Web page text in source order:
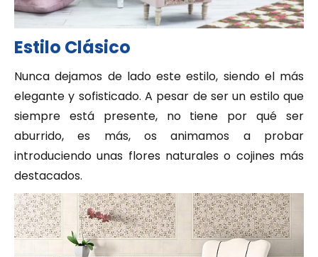
Estilo Clásico
Nunca dejamos de lado este estilo, siendo el más
elegante y sofisticado. A pesar de ser un estilo que
siempre está presente, no tiene por qué ser
aburrido, es más, os animamos a probar
introduciendo unas flores naturales o cojines más
destacados.